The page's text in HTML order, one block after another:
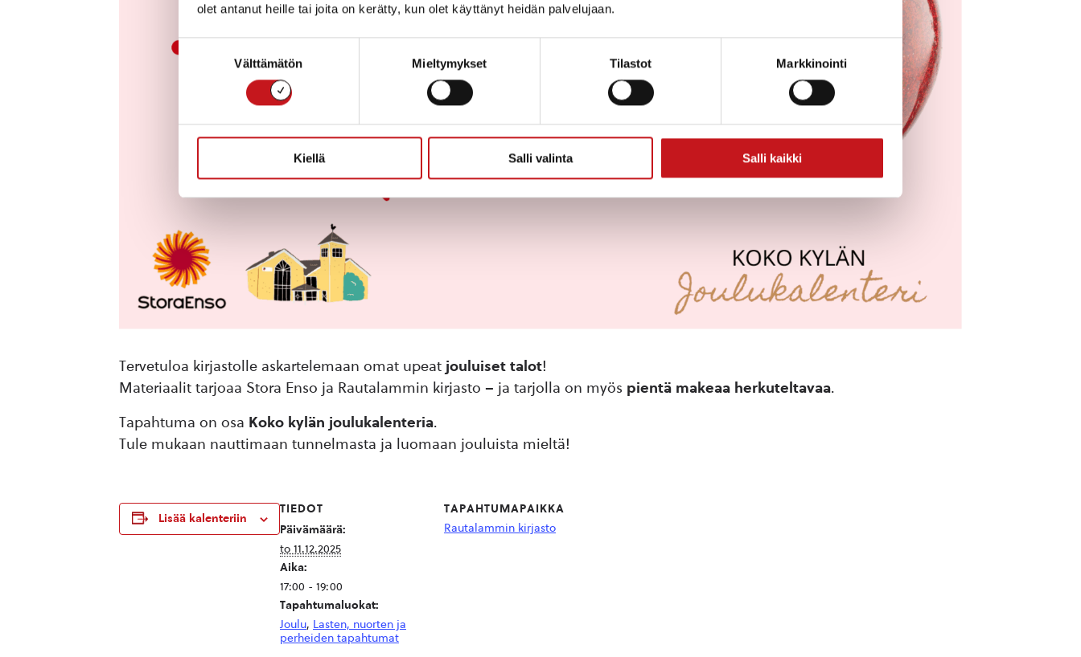
olet antanut heille tai joita on kerätty, kun olet käyttänyt heidän palvelujaan.
Välttämätön Mieltymykset Tilastot Markkinointi
Kiellä Salli valinta Salli kaikki
Tervetuloa kirjastolle askartelemaan omat upeat jouluiset talot!
Materiaalit tarjoaa Stora Enso ja Rautalammin kirjasto – ja tarjolla on myös pientä makeaa herkuteltavaa.
Tapahtuma on osa Koko kylän joulukalenteria.
Tule mukaan nauttimaan tunnelmasta ja luomaan jouluista mieltä!
Lisää kalenteriin
TIEDOT
Päivämäärä:
to 11.12.2025
Aika:
17:00 - 19:00
Tapahtumaluokat:
Joulu, Lasten, nuorten ja
perheiden tapahtumat
TAPAHTUMAPAIKKA
Rautalammin kirjasto